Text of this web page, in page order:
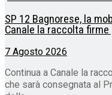
SP 12 Bagnorese, la
Canale la raccolta
7 Agosto 2026
Continua a Canale la
che sarà consegnata al